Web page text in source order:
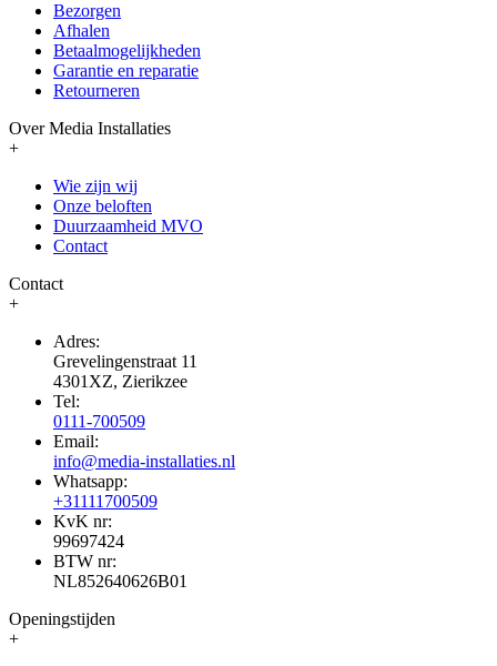
Bezorgen
Afhalen
Betaalmogelijkheden
Garantie en reparatie
Retourneren
Over Media Installaties
+
Wie zijn wij
Onze beloften
Duurzaamheid MVO
Contact
Contact
+
Adres:
Grevelingenstraat 11
4301XZ, Zierikzee
Tel:
0111-700509
Email:
info@media-installaties.nl
Whatsapp:
+31111700509
KvK nr:
99697424
BTW nr:
NL852640626B01
Openingstijden
+